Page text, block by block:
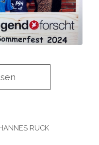
RÜCK